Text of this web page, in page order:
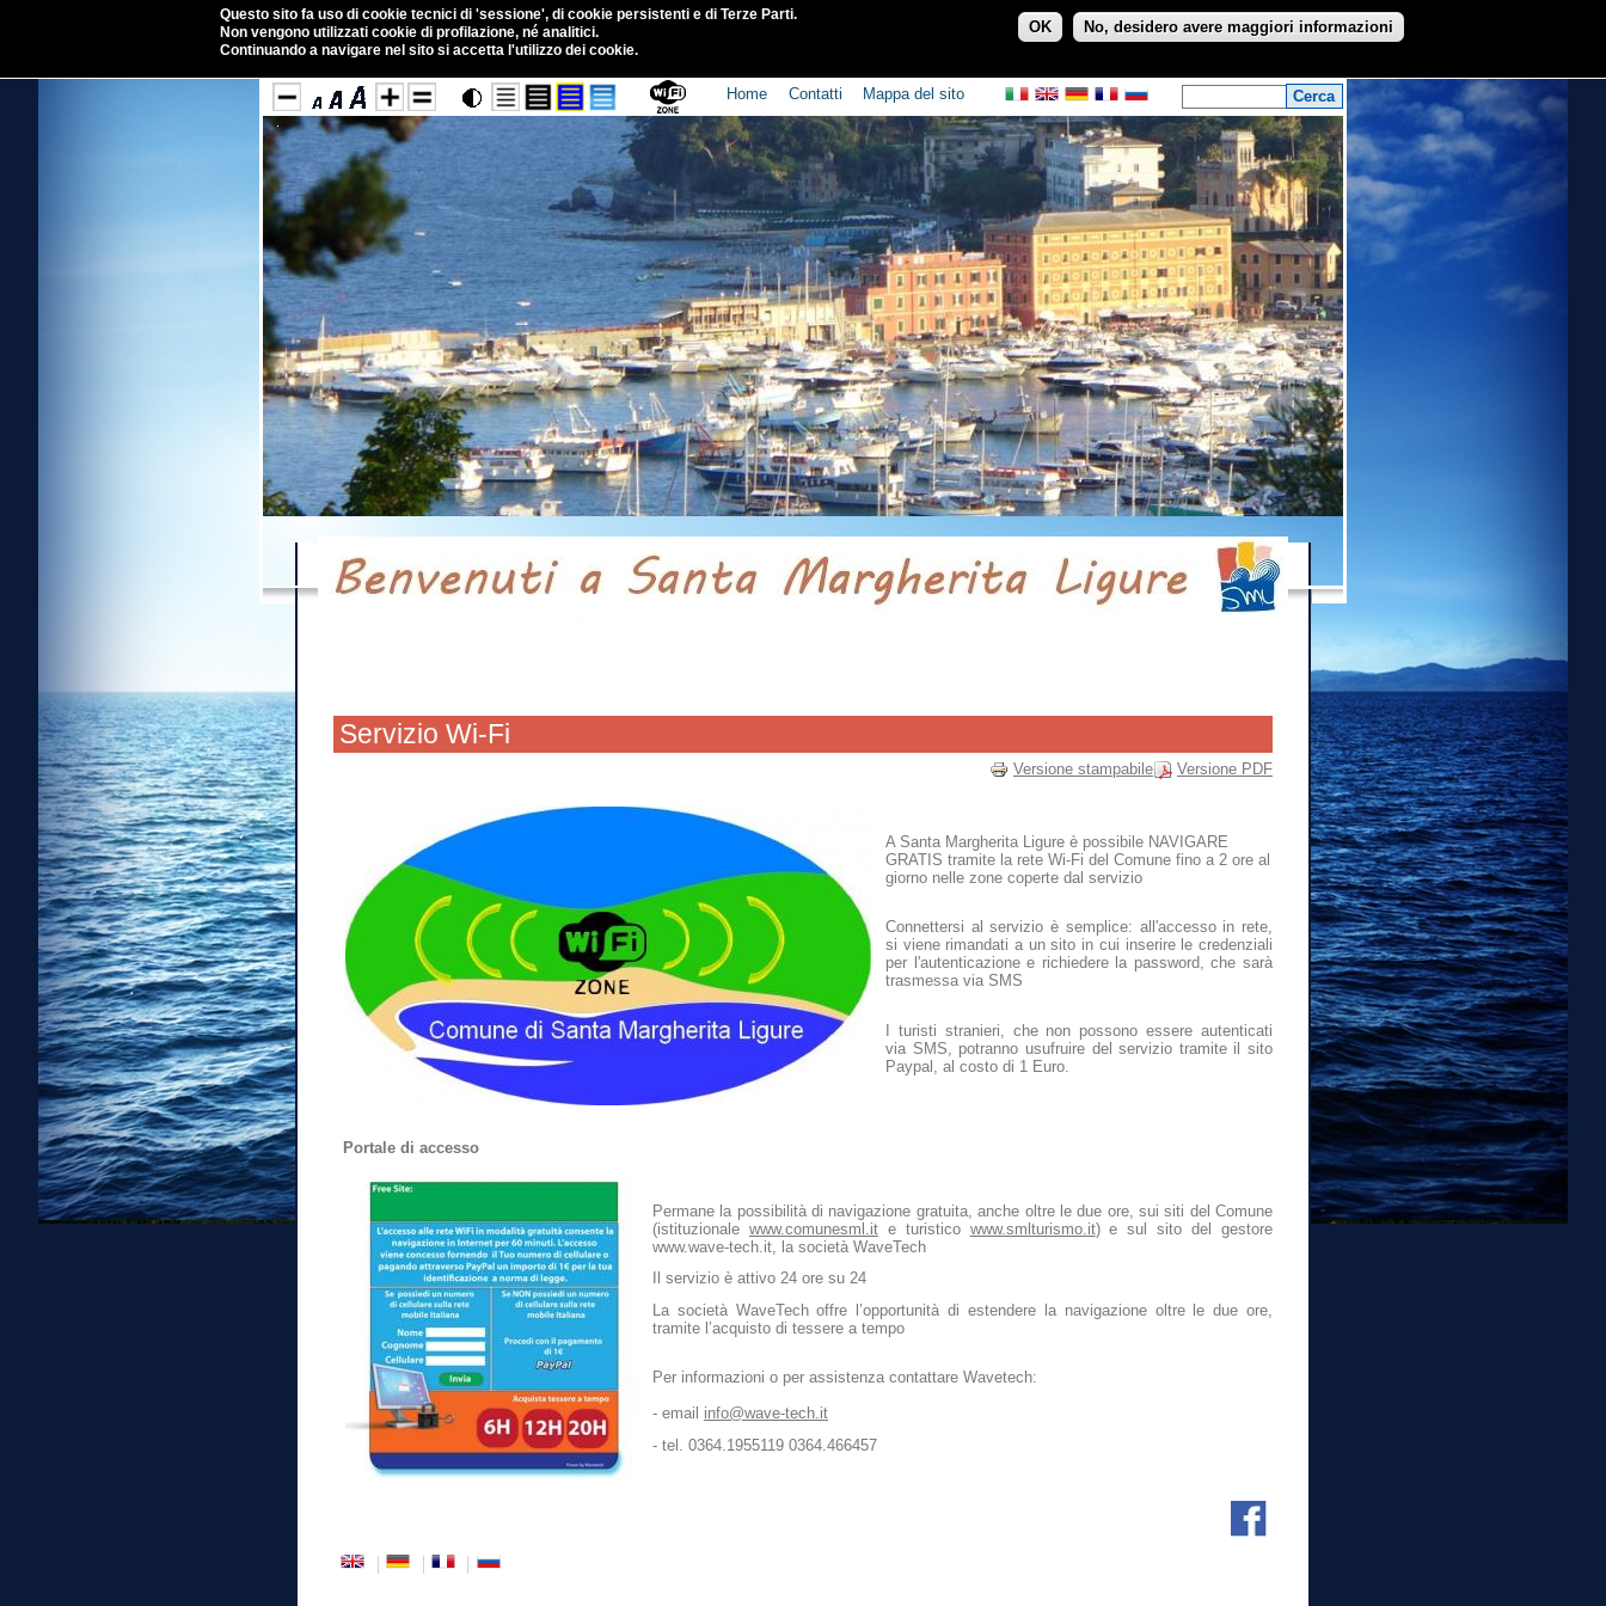
Questo sito fa uso di cookie tecnici di 'sessione', di cookie persistenti e di Terze Parti.
Non vengono utilizzati cookie di profilazione, né analitici.
Continuando a navigare nel sito si accetta l'utilizzo dei cookie.
OK No, desidero avere maggiori informazioni
Home Contatti Mappa del sito
Servizio Wi-Fi
Versione stampabile Versione PDF
A Santa Margherita Ligure è possibile NAVIGARE
GRATIS tramite la rete Wi-Fi del Comune fino a 2 ore al
giorno nelle zone coperte dal servizio
Connettersi al servizio è semplice: all'accesso in rete,
si viene rimandati a un sito in cui inserire le credenziali
per l'autenticazione e richiedere la password, che sarà
trasmessa via SMS
I turisti stranieri, che non possono essere autenticati
via SMS, potranno usufruire del servizio tramite il sito
Paypal, al costo di 1 Euro.
Portale di accesso
Permane la possibilità di navigazione gratuita, anche oltre le due ore, sui siti del Comune
(istituzionale www.comunesml.ite turistico www.smlturismo.it) e sul sito del gestore
www.wave-tech.it, la società WaveTech
Il servizio è attivo 24 ore su 24
La società WaveTech offre l’opportunità di estendere la navigazione oltre le due ore,
tramite l’acquisto di tessere a tempo
Per informazioni o per assistenza contattare Wavetech:
- email info@wave-tech.it
- tel. 0364.1955119 0364.466457